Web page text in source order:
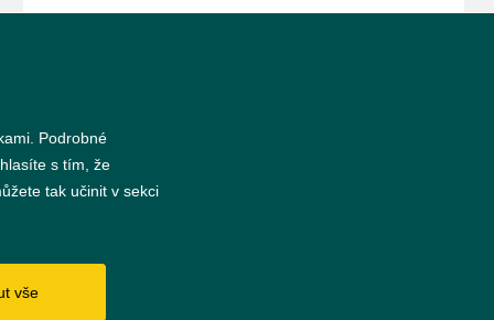
Podrobné
s tím, že
tak učinit v sekci
vše